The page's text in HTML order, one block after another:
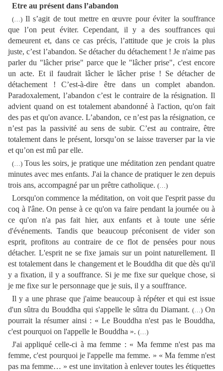
Etre au présent dans l’abandon
(…)Il s’agit de tout mettre en œuvre pour éviter la souffrance
que l’on peut éviter. Cependant, il y a des souffrances qui
demeurent et, dans ce cas précis, l’attitude que je crois la plus
juste, c’est l’abandon. Se détacher du détachement ! Je n'aime pas
parler du "lâcher prise" parce que le "lâcher prise", c'est encore
un acte. Et il faudrait lâcher le lâcher prise ! Se détacher de
détachement ! C’est-à-dire être dans un complet abandon.
Paradoxalement, l’abandon c’est le contraire de la résignation. Il
advient quand on est totalement abandonné à l'action, qu'on fait
des pas et qu'on avance. L’abandon, ce n’est pas la résignation, ce
n’est pas la passivité au sens de subir. C’est au contraire, être
totalement dans le présent, lorsqu’on se laisse traverser par la vie
et qu’on est mû par elle.
(…)Tous les soirs, je pratique une méditation zen pendant quatre
minutes avec mes enfants. J'ai la chance de pratiquer le zen depuis
trois ans, accompagné par un prêtre catholique. (…)
Lorsqu'on commence la méditation, on voit que l'esprit passe du
coq à l'âne. On pense à ce qu'on va faire pendant la journée ou à
ce qu'on n'a pas fait hier, aux enfants et à toute une série
d'événements. Tandis que beaucoup préconisent de vider son
esprit, profitons au contraire de ce flot de pensées pour nous
détacher. L'esprit ne se fixe jamais sur un point naturellement. Il
est totalement dans le changement et le Bouddha dit que dès qu'il
y a fixation, il y a souffrance. Si je me fixe sur quelque chose, si
je me fixe sur le personnage que je suis, il y a souffrance.
Il y a une phrase que j'aime beaucoup à répéter et qui est issue
d'un sûtra du Bouddha qui s'appelle le sûtra du Diamant. (…) On
pourrait la résumer ainsi : « Le Bouddha n'est pas le Bouddha,
c'est pourquoi on l'appelle le Bouddha ». (…)
J'ai appliqué celle-ci à ma femme : « Ma femme n'est pas ma
femme, c'est pourquoi je l'appelle ma femme. » « Ma femme n'est
pas ma femme… » est une invitation à enlever toutes les étiquettes